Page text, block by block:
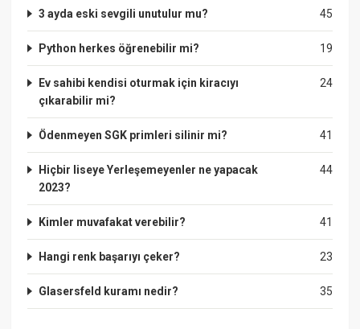
45
3 ayda eski sevgili unutulur mu?
19
Python herkes öğrenebilir mi?
24
Ev sahibi kendisi oturmak için kiracıyı
çıkarabilir mi?
41
Ödenmeyen SGK primleri silinir mi?
44
Hiçbir liseye Yerleşemeyenler ne yapacak
2023?
41
Kimler muvafakat verebilir?
23
Hangi renk başarıyı çeker?
35
Glasersfeld kuramı nedir?